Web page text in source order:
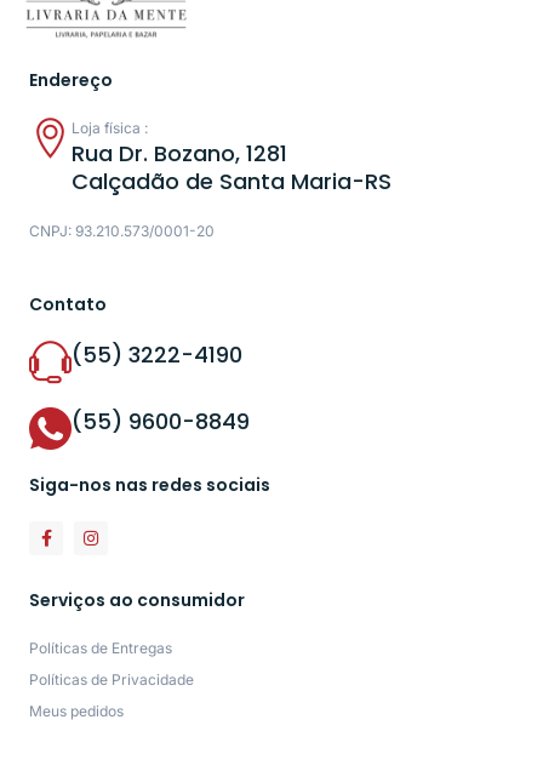
Endereço
Loja física :
Rua Dr. Bozano, 1281
Calçadão de Santa Maria-RS
CNPJ: 93.210.573/0001-20
Contato
(55) 3222-4190
(55) 9600-8849
Siga-nos nas redes sociais
Serviços ao consumidor
Políticas de Entregas
Políticas de Privacidade
Meus pedidos